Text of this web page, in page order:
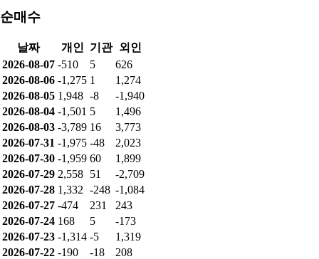
순매수
날짜 개인 기관 외인
2026-08-07 -510 5
626
2026-08-06 -1,275 1
1,274
2026-08-05 1,948 -8
-1,940
2026-08-04 -1,501 5
1,496
2026-08-03 -3,789 16
3,773
2026-07-31 -1,975 -48
2,023
2026-07-30 -1,959 60
1,899
2026-07-29 2,558 51
-2,709
2026-07-28 1,332 -248 -1,084
2026-07-27 -474 231
243
2026-07-24 168 5
-173
2026-07-23 -1,314 -5
1,319
2026-07-22 -190 -18
208